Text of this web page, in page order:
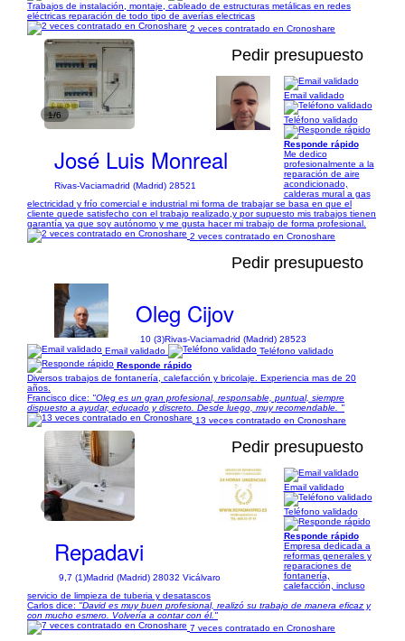
Trabajos de instalación, montaje, cableado de estructuras metálicas en redes
eléctricas reparación de todo tipo de averías electricas
2 veces contratado en Cronoshare
1/6
Pedir presupuesto
José Luis Monreal
Rivas-Vaciamadrid (Madrid) 28521
Email validado
Teléfono validado
Responde rápido
Me dedico
profesionalmente a la
reparación de aire
acondicionado,
calderas mural a gas
electricidad y frío comercial e industrial mi forma de trabajar se basa en que el
cliente quede satisfecho con el trabajo realizado,y por supuesto mis trabajos tienen
garantía ya que soy autónomo y me gusta hacer mi trabajo de forma profesional.
2 veces contratado en Cronoshare
Pedir presupuesto
Oleg Cijov
10 (3)Rivas-Vaciamadrid (Madrid) 28523
Email validado
Teléfono validado
Responde rápido
Diversos trabajos de fontanería, calefacción y bricolaje. Experiencia mas de 20
años.
Francisco dice: "Oleg es un gran profesional, responsable, puntual, siempre
dispuesto a ayudar, educado y discreto. Desde luego, muy recomendable. "
13 veces contratado en Cronoshare
1/1
Pedir presupuesto
Repadavi
9,7 (1)Madrid (Madrid) 28032 Vicálvaro
Email validado
Teléfono validado
Responde rápido
Empresa dedicada a
reformas generales y
reparaciones de
fontanería,
calefacción, incluso
servicio de limpieza de tuberia y desatascos
Carlos dice: "David es muy buen profesional, realizó su trabajo de manera eficaz y
con mucho esmero. Volvería a contar con él."
7 veces contratado en Cronoshare